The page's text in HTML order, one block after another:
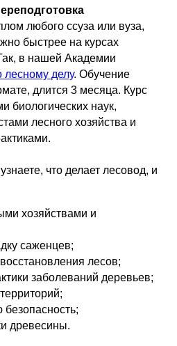
любого ссуза или вуза,
быстрее на курсах
в нашей Академии
лесному делу. Обучение
длится 3 месяца. Курс
биологических наук,
лесного хозяйства и
что делает лесовод, и
хозяйствами и
саженцев;
лесов;
заболеваний деревьев;
древесины.